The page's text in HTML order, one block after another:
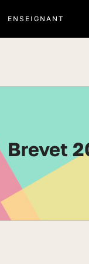
ENSEIGNANT
Brevet